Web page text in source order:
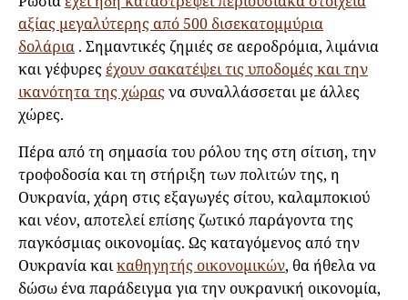
αξίας μεγαλύτερης από 500 δισεκατομμύρια
δολάρια . Σημαντικές ζημιές σε αεροδρόμια, λιμάνια
και γέφυρες έχουν σακατέψει τις υποδομές και την
ικανότητα της χώραςνα συναλλάσσεται με άλλες
χώρες.
Πέρα από τη σημασία του ρόλου της στη σίτιση, την
τροφοδοσία και τη στήριξη των πολιτών της, η
Ουκρανία, χάρη στις εξαγωγές σίτου, καλαμποκιού
και νέον, αποτελεί επίσης ζωτικό παράγοντα της
παγκόσμιας οικονομίας. Ως καταγόμενος από την
Ουκρανία καικαθηγητής οικονομικών, θα ήθελα να
δώσω ένα παράδειγμα για την ουκρανική οικονομία,